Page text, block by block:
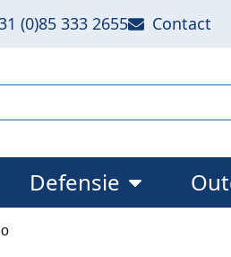
(0)85 333 2655 Contact
Defensie